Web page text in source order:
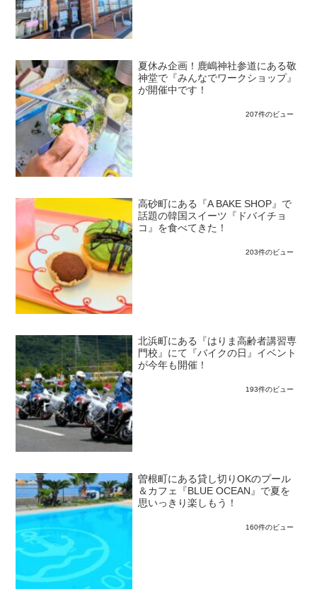
夏休み企画！鹿嶋神社参道にある敬
神堂で『みんなでワークショップ』
が開催中です！
207件のビュー
高砂町にある『A BAKE SHOP』で
話題の韓国スイーツ『ドバイチョ
コ』を食べてきた！
203件のビュー
北浜町にある『はりま高齢者講習専
門校』にて『バイクの日』イベント
が今年も開催！
193件のビュー
曽根町にある貸し切りOKのプール
＆カフェ『BLUE OCEAN』で夏を
思いっきり楽しもう！
160件のビュー